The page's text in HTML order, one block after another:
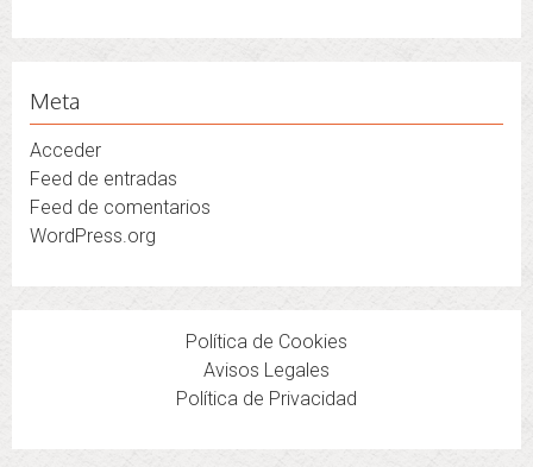
Meta
Acceder
Feed de entradas
Feed de comentarios
WordPress.org
Política de Cookies
Avisos Legales
Política de Privacidad